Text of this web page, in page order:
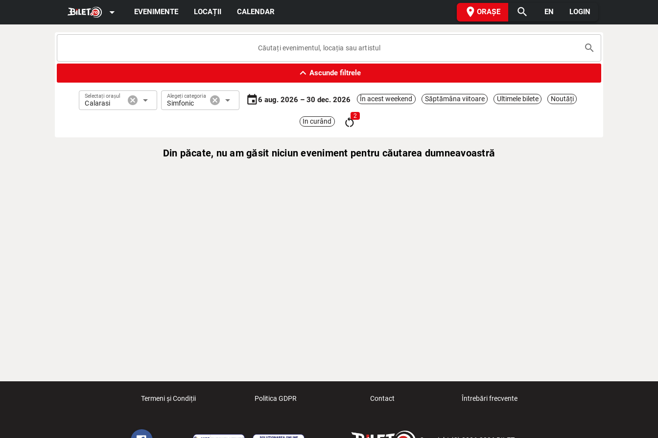
arrow_drop_down EVENIMENTE LOCAȚII CALENDAR placeORAȘE search EN LOGIN
search
expand_lessAscunde filtrele
Selectați orașul
Calarasi cancel arrow_drop_down Alegeți categoria
Simfonic cancel arrow_drop_down event6 aug. 2026 – 30 dec. 2026 În acest weekend Săptămâna viitoare Ultimele bilete Noutăți
In curând restart_alt
2
Din păcate, nu am găsit niciun eveniment pentru căutarea dumneavoastră
Termeni și Condiții Politica GDPR Contact Întrebări frecvente